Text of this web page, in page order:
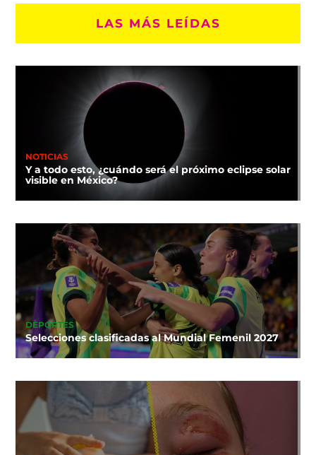
LAS MÁS LEÍDAS
NOTICIAS
Y a todo esto, ¿cuándo será el próximo eclipse solar
visible en México?
DEPORTES
Selecciones clasificadas al Mundial Femenil 2027